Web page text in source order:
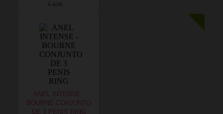
€ 4,96
ANEL INTENSE -
BOURNE CONJUNTO
DE 3 PENIS RING